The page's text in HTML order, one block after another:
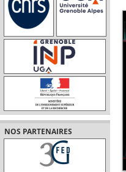
NOS PARTENAIRES